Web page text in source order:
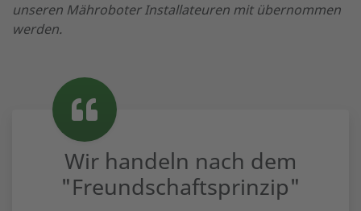
unseren Mähroboter Installateuren mit übernommen
werden.
Wir handeln nach dem
"Freundschaftsprinzip"